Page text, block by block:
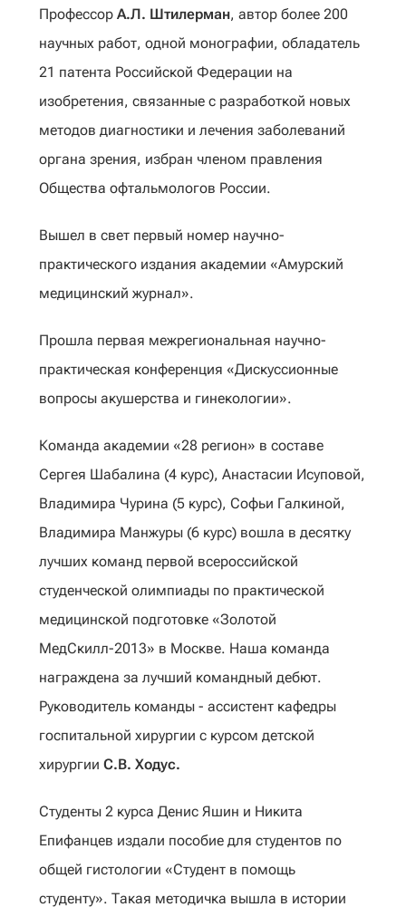
Профессор А.Л. Штилерман, автор более 200
научных работ, одной монографии, обладатель
21 патента Российской Федерации на
изобретения, связанные с разработкой новых
методов диагностики и лечения заболеваний
органа зрения, избран членом правления
Общества офтальмологов России.
Вышел в свет первый номер научно-
практического издания академии «Амурский
медицинский журнал».
Прошла первая межрегиональная научно-
практическая конференция «Дискуссионные
вопросы акушерства и гинекологии».
Команда академии «28 регион» в составе
Сергея Шабалина (4 курс), Анастасии Исуповой,
Владимира Чурина (5 курс), Софьи Галкиной,
Владимира Манжуры (6 курс) вошла в десятку
лучших команд первой всероссийской
студенческой олимпиады по практической
медицинской подготовке «Золотой
МедСкилл-2013» в Москве. Наша команда
награждена за лучший командный дебют.
Руководитель команды - ассистент кафедры
госпитальной хирургии с курсом детской
хирургии С.В. Ходус.
Студенты 2 курса Денис Яшин и Никита
Епифанцев издали пособие для студентов по
общей гистологии «Студент в помощь
студенту». Такая методичка вышла в истории